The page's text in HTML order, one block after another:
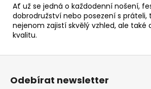
Ať už se jedná o každodenní nošení,
dobrodružství nebo posezení s
nejenom zajistí skvělý vzhled, ale také
kvalitu.
Z
Odebírat newsletter